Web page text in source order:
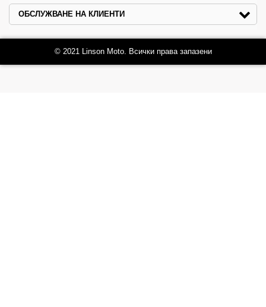
ОБСЛУЖВАНЕ НА КЛИЕНТИ
© 2021 Linson Moto. Всички права запазени